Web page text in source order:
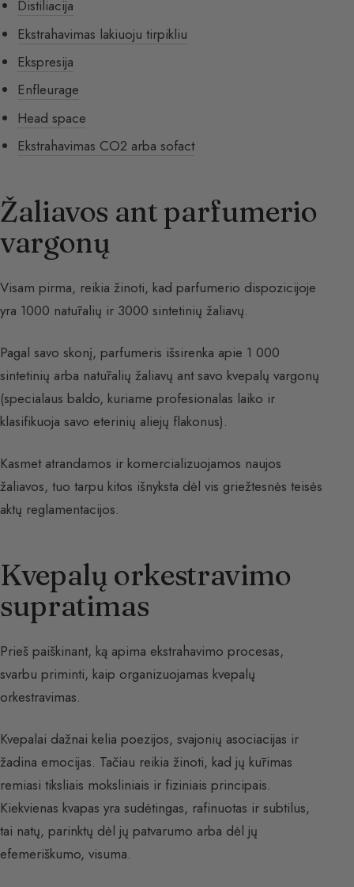
Distiliacija
Ekstrahavimas lakiuoju tirpikliu
Ekspresija
Enfleurage
Head space
Ekstrahavimas CO2 arba sofact
Žaliavos ant parfumerio
vargonų
Visam pirma, reikia žinoti, kad parfumerio dispozicijoje
yra 1000 natūralių ir 3000 sintetinių žaliavų.
Pagal savo skonį, parfumeris išsirenka apie 1 000
sintetinių arba natūralių žaliavų ant savo kvepalų vargonų
(specialaus baldo, kuriame profesionalas laiko ir
klasifikuoja savo eterinių aliejų flakonus).
Kasmet atrandamos ir komercializuojamos naujos
žaliavos, tuo tarpu kitos išnyksta dėl vis griežtesnės teisės
aktų reglamentacijos.
Kvepalų orkestravimo
supratimas
Prieš paiškinant, ką apima ekstrahavimo procesas,
svarbu priminti, kaip organizuojamas kvepalų
orkestravimas.
Kvepalai dažnai kelia poezijos, svajonių asociacijas ir
žadina emocijas. Tačiau reikia žinoti, kad jų kūrimas
remiasi tiksliais moksliniais ir fiziniais principais.
Kiekvienas kvapas yra sudėtingas, rafinuotas ir subtilus,
tai natų, parinktų dėl jų patvarumo arba dėl jų
efemeriškumo, visuma.